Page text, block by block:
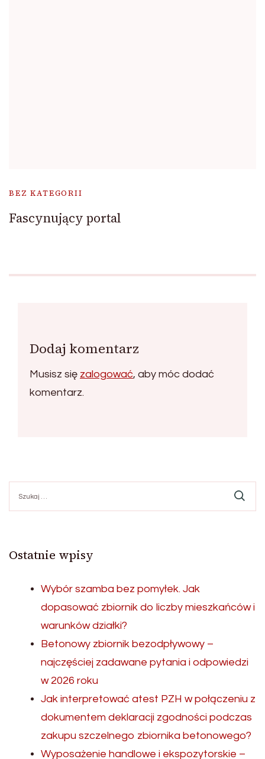
BEZ KATEGORII
Fascynujący portal
Dodaj komentarz
Musisz się zalogować, aby móc dodać
komentarz.
Ostatnie wpisy
Wybór szamba bez pomyłek. Jak
dopasować zbiornik do liczby mieszkańców i
warunków działki?
Betonowy zbiornik bezodpływowy –
najczęściej zadawane pytania i odpowiedzi
w 2026 roku
Jak interpretować atest PZH w połączeniu z
dokumentem deklaracji zgodności podczas
zakupu szczelnego zbiornika betonowego?
Wyposażenie handlowe i ekspozytorskie –